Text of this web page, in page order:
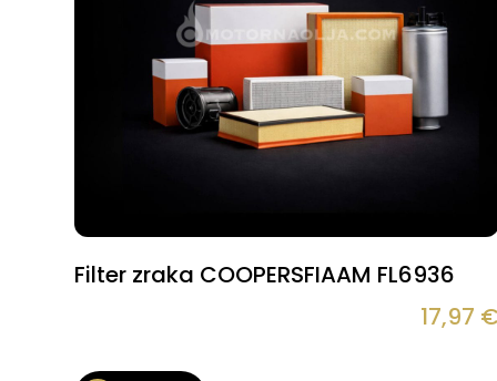
Filter zraka COOPERSFIAAM FL6936
17,97